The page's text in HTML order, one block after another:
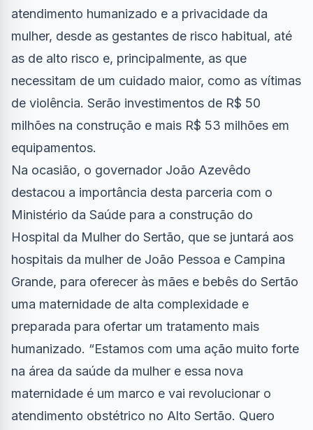
atendimento humanizado e a privacidade da
mulher, desde as gestantes de risco habitual, até
as de alto risco e, principalmente, as que
necessitam de um cuidado maior, como as vítimas
de violência. Serão investimentos de R$ 50
milhões na construção e mais R$ 53 milhões em
equipamentos.
Na ocasião, o governador João Azevêdo
destacou a importância desta parceria com o
Ministério da Saúde para a construção do
Hospital da Mulher do Sertão, que se juntará aos
hospitais da mulher de João Pessoa e Campina
Grande, para oferecer às mães e bebês do Sertão
uma maternidade de alta complexidade e
preparada para ofertar um tratamento mais
humanizado. “Estamos com uma ação muito forte
na área da saúde da mulher e essa nova
maternidade é um marco e vai revolucionar o
atendimento obstétrico no Alto Sertão. Quero